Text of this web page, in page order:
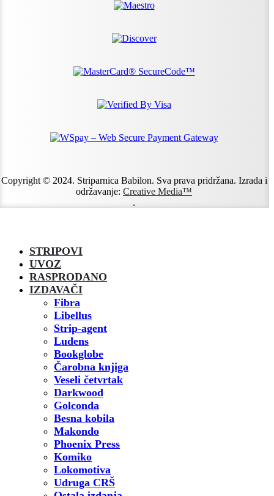
Copyright © 2024. Striparnica Babilon. Sva prava pridržana. Izrada i
održavanje: Creative Media™
.
STRIPOVI
UVOZ
RASPRODANO
IZDAVAČI
Fibra
Libellus
Strip-agent
Ludens
Bookglobe
Čarobna knjiga
Veseli četvrtak
Darkwood
Golconda
Besna kobila
Makondo
Phoenix Press
Komiko
Lokomotiva
Udruga CRŠ